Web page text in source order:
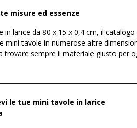
misure ed essenze
in larice da 80 x 15 x 0,4 cm, il catalogo
mini tavole in numerose altre
trovare sempre il materiale giusto per
le tue mini tavole in larice